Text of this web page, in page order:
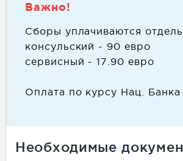
Важно!
Сборы уплачиваются
консульский - 90 евро
сервисный - 17.90 евро
Оплата по курсу Нац.
Необходимые